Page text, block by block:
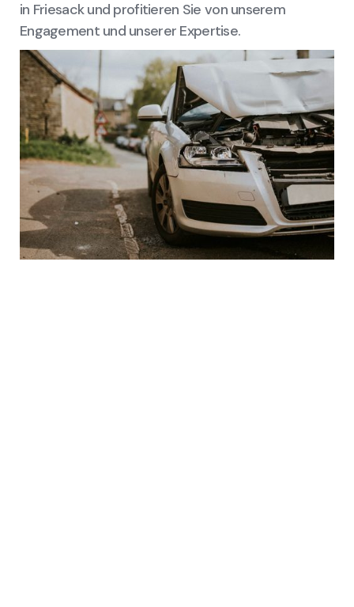
in Friesack und profitieren Sie von unserem
Engagement und unserer Expertise.